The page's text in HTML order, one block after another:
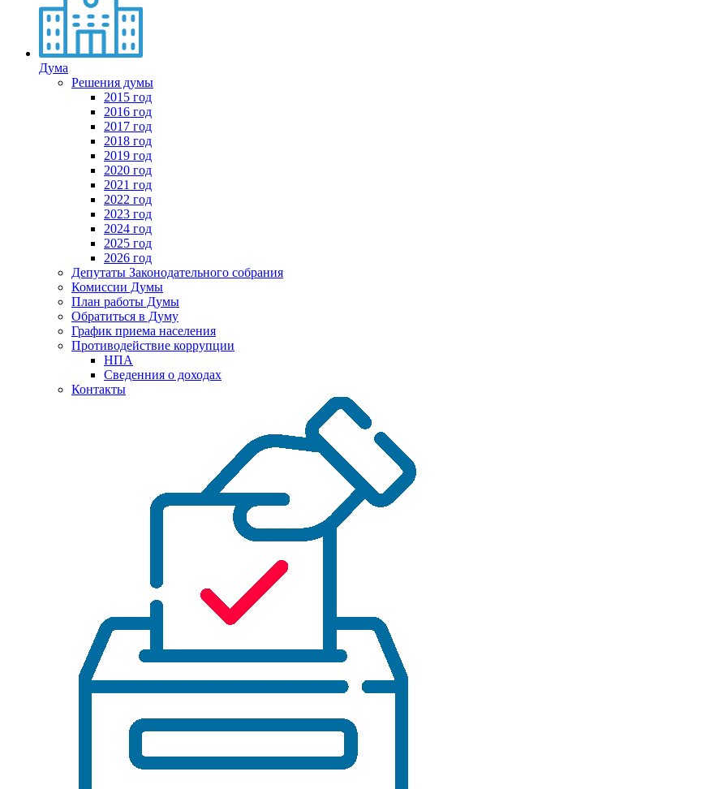
Дума
Решения думы
2015 год
2016 год
2017 год
2018 год
2019 год
2020 год
2021 год
2022 год
2023 год
2024 год
2025 год
2026 год
Депутаты Законодательного собрания
Комиссии Думы
План работы Думы
Обратиться в Думу
График приема населения
Противодействие коррупции
НПА
Сведенния о доходах
Контакты